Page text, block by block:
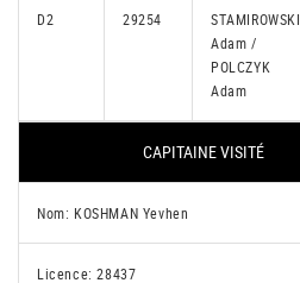
D2 29254
STAMIROWSKI
Adam /
POLCZYK
Adam
CAPITAINE VISITÉ
Nom: KOSHMAN Yevhen
Licence: 28437